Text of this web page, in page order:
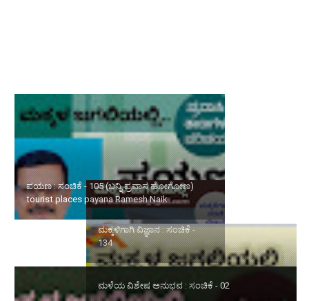
ಪಯಣ : ಸಂಚಿಕೆ - 105 (ಬನ್ನಿ ಪ್ರವಾಸ ಹೋಗೋಣ) tourist places payana
Ramesh Naik
ಮಕ್ಕಳಿಗಾಗಿ ವಿಜ್ಞಾನ : ಸಂಚಿಕೆ -
ಮಳೆಯ ವಿಶೇಷ ಅನುಭವ :
ಸಂಚಿಕೆ - 02